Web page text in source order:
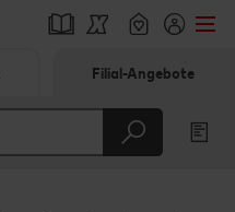
Filial-Angebote